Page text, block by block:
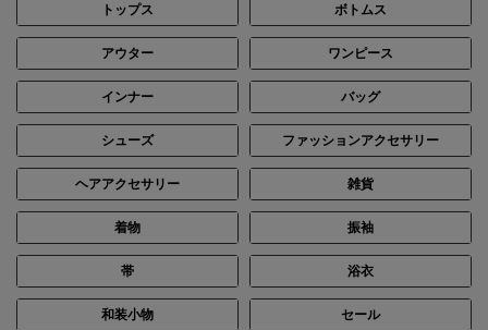
トップス ボトムス
アウター ワンピース
インナー バッグ
シューズ ファッションアクセサリー
ヘアアクセサリー 雑貨
着物 振袖
帯 浴衣
和装小物 セール